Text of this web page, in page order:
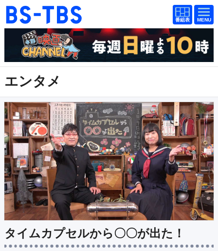
番組
表
BS-TBS
番組
表
ドラマ 映画
紀行 報道
教養
音楽 エンタメ
アニメ ファンクラブ
検索
視聴方法 4K放送
イベント ショッピング
公式SNS プレゼント
ご意見・ご感想 会社情報
エンタメ
タイムカプセルから〇〇が出た！